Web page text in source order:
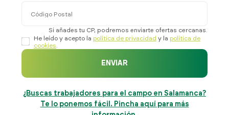
Si añades tu CP, podremos enviarte ofertas cercanas.
He leído y acepto la política de privacidad y la política de
cookies
ENVIAR
¿Buscas trabajadores para el campo en Salamanca?
Te lo ponemos fácil. Pincha aquí para más